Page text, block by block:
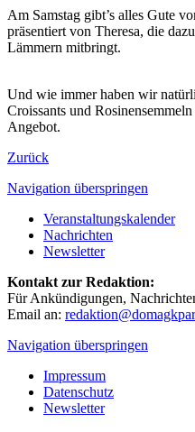
Am Samstag gibt’s alles Gute
präsentiert von Theresa, die
Lämmern mitbringt.
Und wie immer haben wir
Croissants und
Angebot.
Zurück
Navigation überspringen
Veranstaltungskalender
Nachrichten
Newsletter
Kontakt zur Redaktion:
Für Ankündigungen,
Email an:
Navigation überspringen
Impressum
Datenschutz
Newsletter